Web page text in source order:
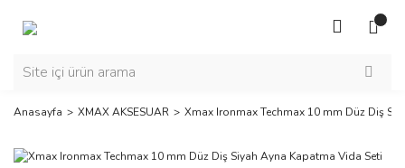
Anasayfa XMAX AKSESUAR Xmax Ironmax Techmax 10 mm Düz Diş